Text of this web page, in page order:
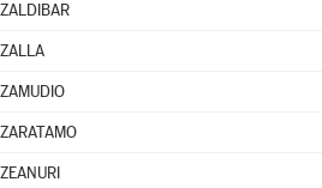
ZALDIBAR
ZALLA
ZAMUDIO
ZARATAMO
ZEANURI